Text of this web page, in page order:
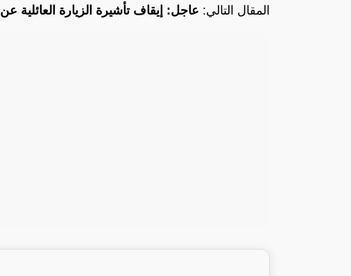
المقال التالي: عاجل: إيقاف تأشيرة الزيارة العائلية عن 4 جنسيات